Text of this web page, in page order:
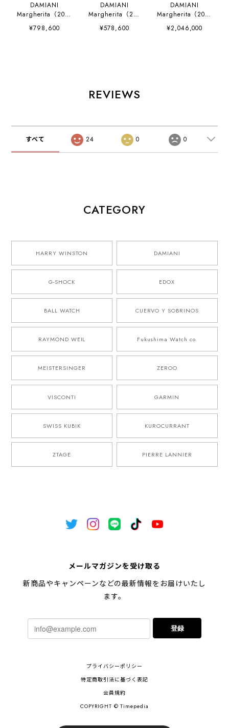
DAMIANI
Margherita（2007
2764）16mm
¥798,600
DAMIANI
Margherita（200
89284）
¥578,600
DAMIANI
Margherita（2007
5026）
¥2,046,000
REVIEWS
すべて 24 0 0
CATEGORY
HARRY WINSTON DAMIANI
G-SHOCK EDOX
BALL WATCH CUERVO Y SOBRINOS
RAYMOND WEIL Fukushima Watch co.
MEISTERSINGER ZEROO
VISCONTI GARMIN
SWISS KUBIK KUROCURRANT
ZTAGE PIERRE LANNIER
メールマガジンを受け取る
新商品やキャンペーンなどの最新情報をお届けいたし
ます。
登録
プライバシーポリシー
特定商取引法に基づく表記
会員規約
COPYRIGHT © Timepedia